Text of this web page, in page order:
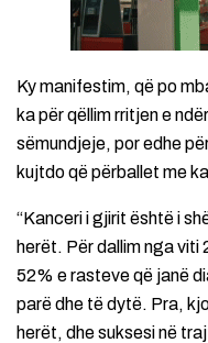
Ky manifestim, që po
ka për qëllim rritjen e
sëmundjeje, por edhe
kujtdo që përballet me
“Kanceri i gjirit është i
herët. Për dallim nga
52% e rasteve që janë
parë dhe të dytë. Pra,
herët, dhe suksesi në